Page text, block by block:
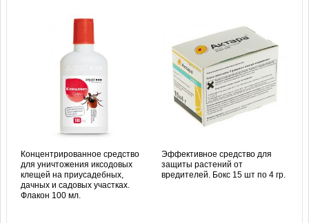
Концентрированное средство
для уничтожения иксодовых
клещей на приусадебных,
дачных и садовых участках.
Флакон 100 мл.
Эффективное средство для
защиты растений от
вредителей. Бокс 15 шт по 4 гр.